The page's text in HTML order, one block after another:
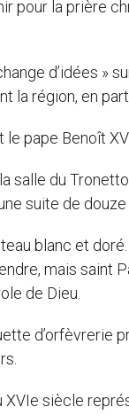
pour la prière
d’idées »
la région, en
pape Benoît
salle du
suite de douze
blanc et
mais saint
de Dieu.
d’orfèvrerie
siècle